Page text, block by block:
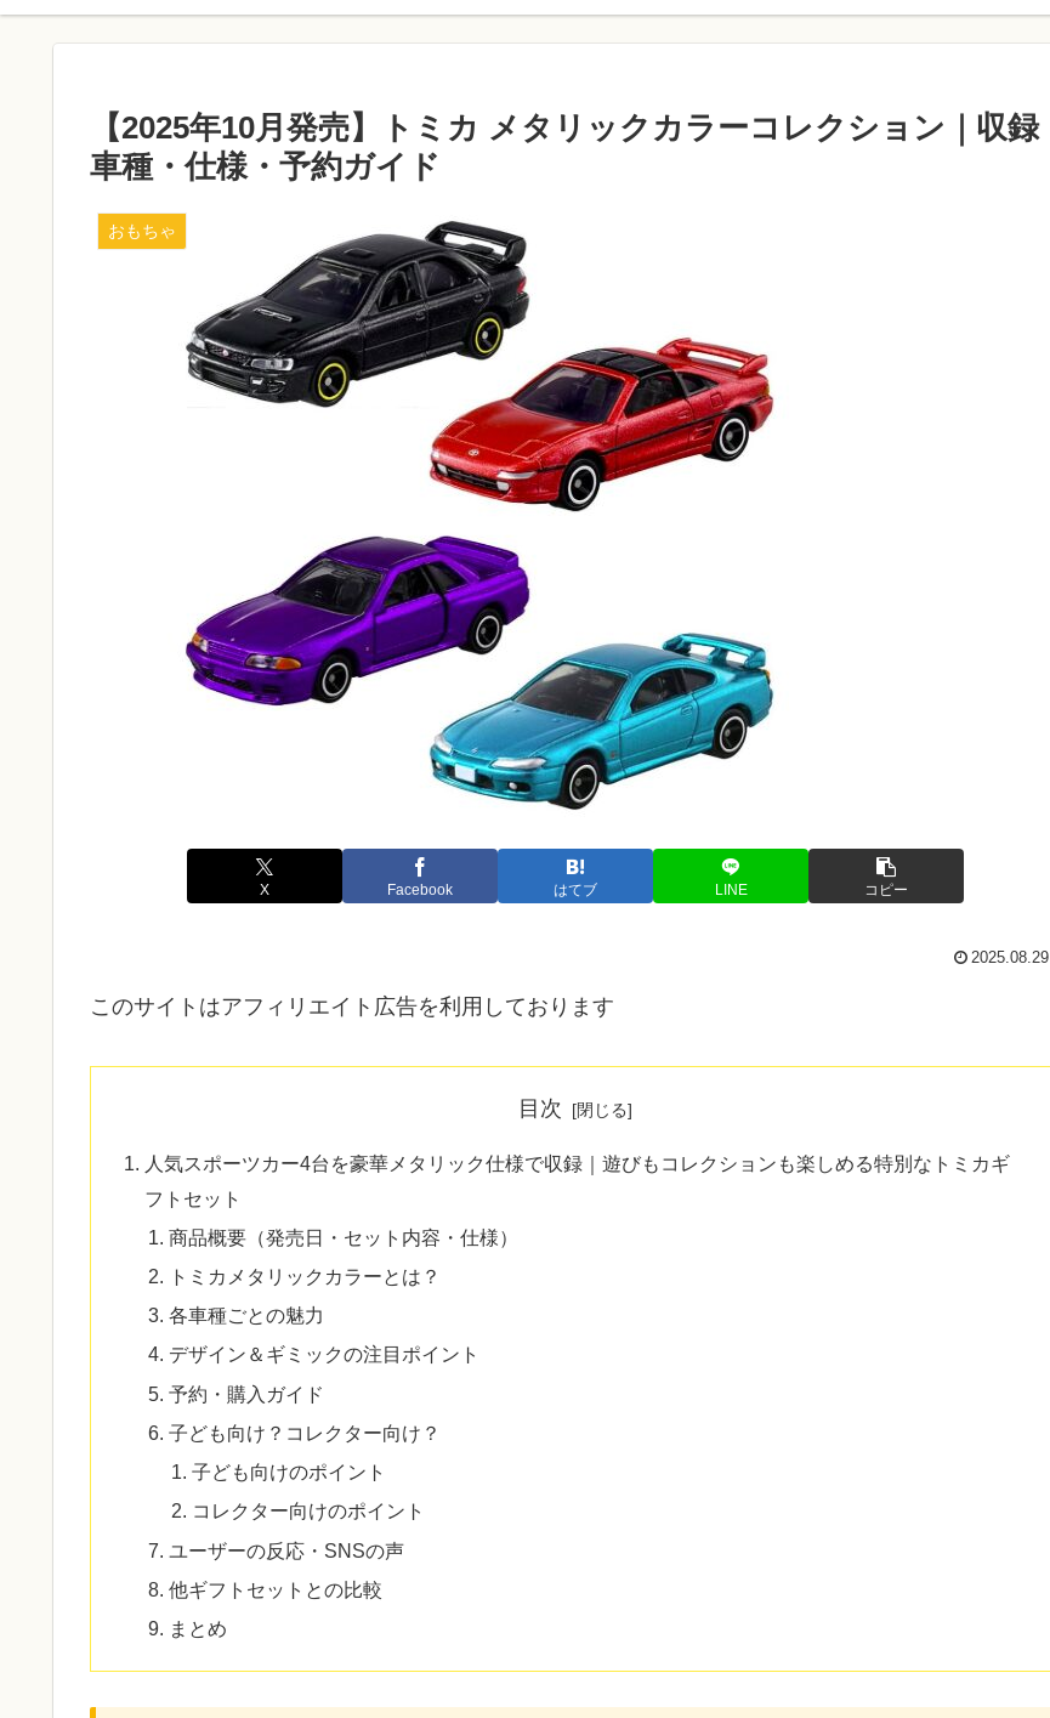
【2025年10月発売】トミカ メタリックカラーコレクション｜収録
車種・仕様・予約ガイド
おもちゃ
X Facebook はてブ LINE コピー
2025.08.29
このサイトはアフィリエイト広告を利用しております
目次
人気スポーツカー4台を豪華メタリック仕様で収録｜遊びもコレクションも楽しめる特別なトミカギ
フトセット
商品概要（発売日・セット内容・仕様）
トミカメタリックカラーとは？
各車種ごとの魅力
デザイン＆ギミックの注目ポイント
予約・購入ガイド
子ども向け？コレクター向け？
子ども向けのポイント
コレクター向けのポイント
ユーザーの反応・SNSの声
他ギフトセットとの比較
まとめ